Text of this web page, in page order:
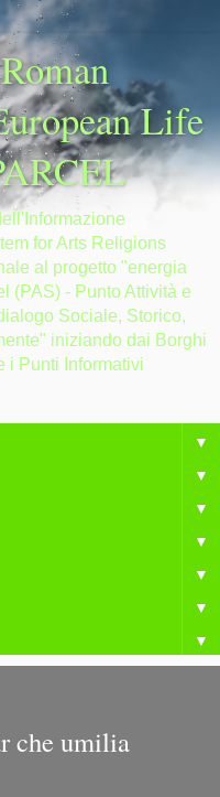
Life
for Arts Religions
al progetto "energia
(PAS) - Punto Attività e
Sociale, Storico,
iniziando dai Borghi
i Punti Informativi
▼
▼
▼
▼
▼
▼
▼
che umilia